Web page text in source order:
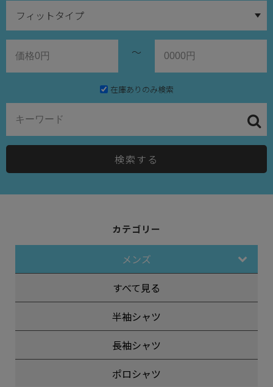
～
在庫ありのみ検索
検索する
カテゴリー
メンズ
すべて見る
半袖シャツ
長袖シャツ
ポロシャツ